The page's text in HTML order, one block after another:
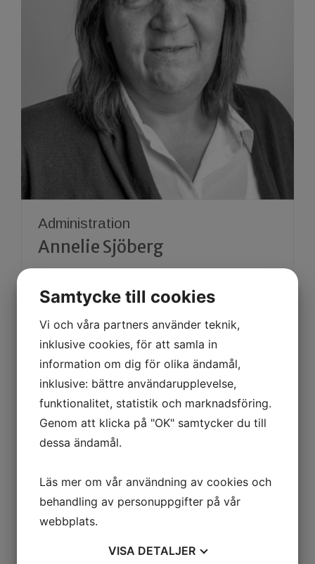
Administration
Annelie Sjöberg
0660-177 21
annelie.sjoberg@tfservice.se
Samtycke till cookies
Vi och våra partners använder teknik,
inklusive cookies, för att samla in
information om dig för olika ändamål,
inklusive: bättre användarupplevelse,
funktionalitet, statistik och marknadsföring.
Genom att klicka på "OK" samtycker du till
dessa ändamål.
Läs mer om vår användning av cookies och
behandling av personuppgifter på vår
webbplats.
VISA DETALJER